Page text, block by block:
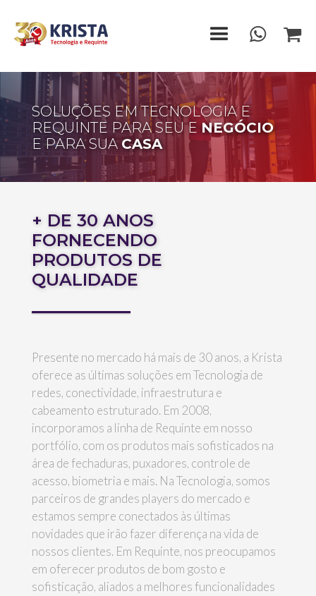
 
SOLUÇÕES EM TECNOLOGIA E
REQUINTE PARA SEU ENEGÓCIO
E PARA SUA CASA
+ DE 30 ANOS
FORNECENDO
PRODUTOS DE
QUALIDADE
Presente no mercado há mais de 30 anos, a Krista
oferece as últimas soluções em Tecnologia de
redes, conectividade, infraestrutura e
cabeamento estruturado. Em 2008,
incorporamos a linha de Requinte em nosso
portfólio, com os produtos mais sofisticados na
área de fechaduras, puxadores, controle de
acesso, biometria e mais. Na Tecnologia, somos
parceiros de grandes players do mercado e
estamos sempre conectados às últimas
novidades que irão fazer diferença na vida de
nossos clientes. Em Requinte, nos preocupamos
em oferecer produtos de bom gosto e
sofisticação, aliados a melhores funcionalidades